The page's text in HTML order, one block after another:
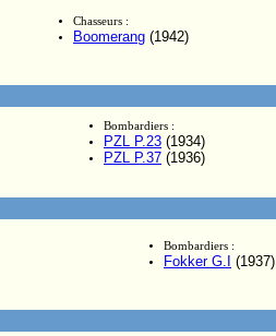
Chasseurs :
Boomerang (1942)
Bombardiers :
PZL P.23 (1934)
PZL P.37 (1936)
Bombardiers :
Fokker G.I (1937)